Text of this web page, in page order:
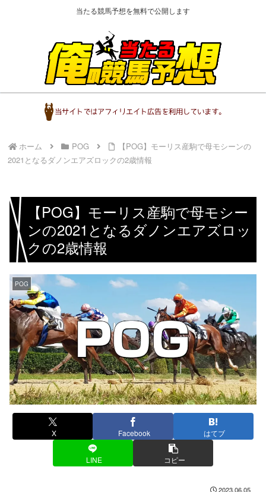
当たる競馬予想を無料で公開します
ホーム POG
【POG】モーリス産駒で母モシーンの
2021となるダノンエアズロックの2歳情報
【POG】モーリス産駒で母モシー
ンの2021となるダノンエアズロッ
クの2歳情報
POG
X Facebook はてブ
LINE コピー
2023.06.05